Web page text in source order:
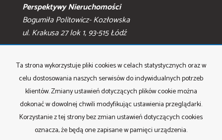
Perspektywy Nieruchomości
Bogumiła Politowicz- Kozłowska
ul. Krakusa 27 lok 1, 93-515 Łódź
Małgorzata Gronowska
tel. +42 207 64 11
Bogumiła Politowicz- Kozłowska
tel: +48 609 164 533
e-mail:
Ta strona wykorzystuje pliki cookies w celach statystycznych oraz w
celu dostosowania naszych serwisów do indywidualnych potrzeb
klientów. Zmiany ustawień dotyczących plików cookie można
dokonać w dowolnej chwili modyfikując ustawienia przeglądarki.
Korzystanie z tej strony bez zmian ustawień dotyczących cookies
oznacza, że będą one zapisane w pamięci urządzenia.